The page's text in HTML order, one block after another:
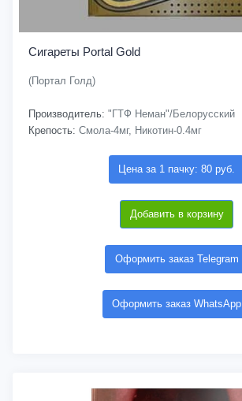
Сигареты Portal Gold
(Портал Голд)
Производитель: "ГТФ Неман"/Белорусский
Крепость: Смола-4мг, Никотин-0.4мг
Цена за 1 пачку: 80 руб.
Добавить в корзину
Оформить заказ Telegram
Оформить заказ WhatsApp